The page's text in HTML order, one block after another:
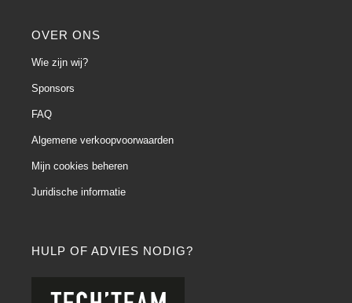
HULP OF ADVIES NODIG?
OVER ONS
Wie zijn wij?
Sponsors
FAQ
Algemene verkoopvoorwaarden
Mijn cookies beheren
Juridische informatie